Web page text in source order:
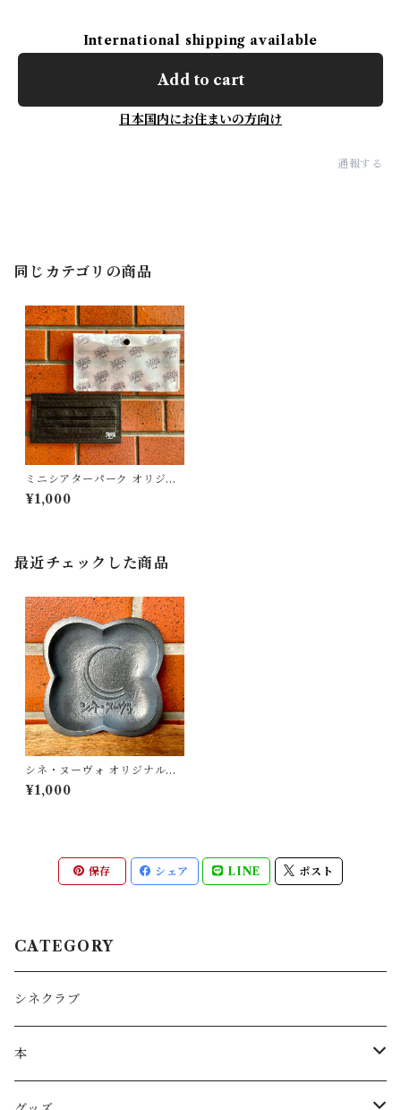
International shipping available
Add to cart
日本国内にお住まいの方向け
通報する
同じカテゴリの商品
ミニシアターパーク オリジナ
ルマスクセット
¥1,000
最近チェックした商品
シネ・ヌーヴォ オリジナル灰
皿
¥1,000
保存 シェア LINE ポスト
CATEGORY
シネクラブ
本